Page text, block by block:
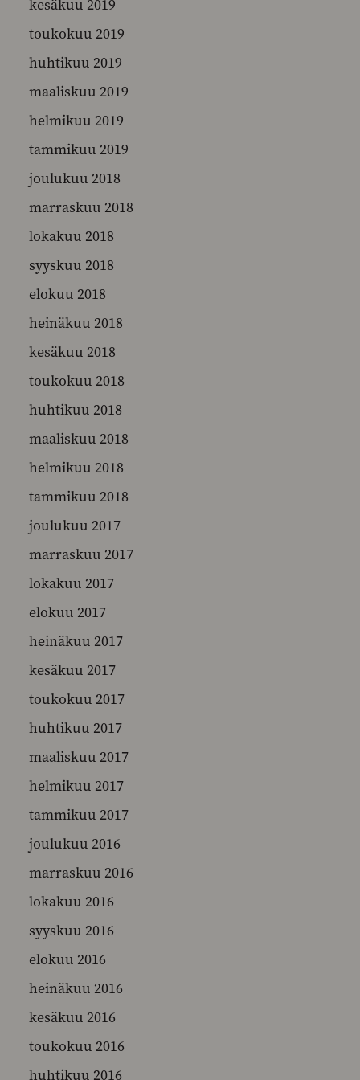
kesäkuu 2019
toukokuu 2019
huhtikuu 2019
maaliskuu 2019
helmikuu 2019
tammikuu 2019
joulukuu 2018
marraskuu 2018
lokakuu 2018
syyskuu 2018
elokuu 2018
heinäkuu 2018
kesäkuu 2018
toukokuu 2018
huhtikuu 2018
maaliskuu 2018
helmikuu 2018
tammikuu 2018
joulukuu 2017
marraskuu 2017
lokakuu 2017
elokuu 2017
heinäkuu 2017
kesäkuu 2017
toukokuu 2017
huhtikuu 2017
maaliskuu 2017
helmikuu 2017
tammikuu 2017
joulukuu 2016
marraskuu 2016
lokakuu 2016
syyskuu 2016
elokuu 2016
heinäkuu 2016
kesäkuu 2016
toukokuu 2016
huhtikuu 2016